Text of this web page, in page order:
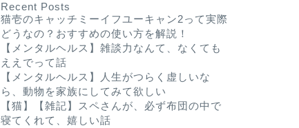
Recent Posts
猫壱のキャッチミーイフユーキャン2って実際
どうなの？おすすめの使い方を解説！
【メンタルヘルス】雑談力なんて、なくても
ええでって話
【メンタルヘルス】人生がつらく虚しいな
ら、動物を家族にしてみて欲しい
【猫】【雑記】スペさんが、必ず布団の中で
寝てくれて、嬉しい話